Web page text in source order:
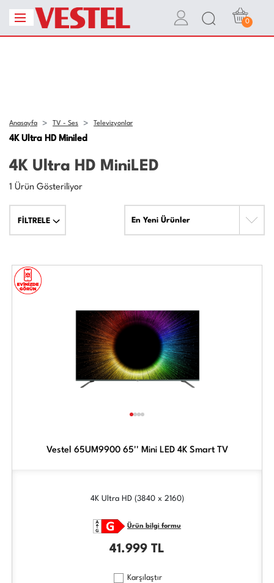
0
Anasayfa TV - Ses Televizyonlar
4K Ultra HD Miniled
4K Ultra HD MiniLED
1 Ürün Gösteriliyor
FİLTRELE En Yeni Ürünler
Vestel 65UM9900 65'' Mini LED 4K Smart TV
4K Ultra HD (3840 x 2160)
Ürün bilgi formu
41.999 TL
Karşılaştır